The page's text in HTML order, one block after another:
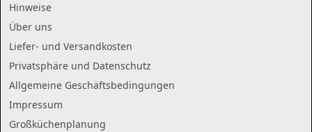
Hinweise
Über uns
Liefer- und Versandkosten
Privatsphäre und Datenschutz
Allgemeine Geschäftsbedingungen
Impressum
Großküchenplanung